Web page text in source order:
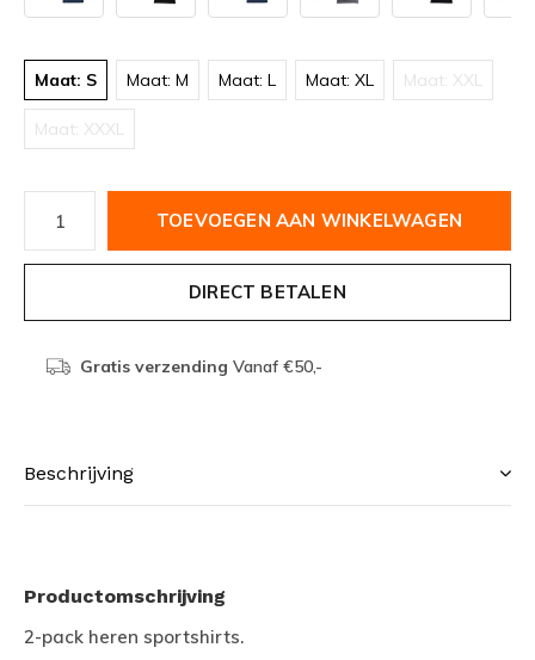
Maat: S Maat: M Maat: L Maat: XL Maat: XXL
Maat: XXXL
TOEVOEGEN AAN WINKELWAGEN
DIRECT BETALEN
Gratis verzending Vanaf €50,-
Beschrijving
Productomschrijving
2-pack heren sportshirts.